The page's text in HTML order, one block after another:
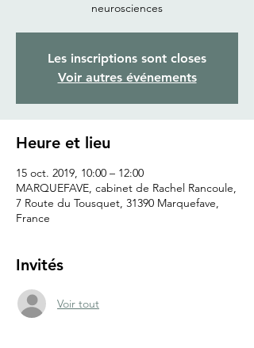
neurosciences
Les inscriptions sont closes
Voir autres événements
Heure et lieu
15 oct. 2019, 10:00 – 12:00
MARQUEFAVE, cabinet de Rachel Rancoule,
7 Route du Tousquet, 31390 Marquefave,
France
Invités
Voir tout